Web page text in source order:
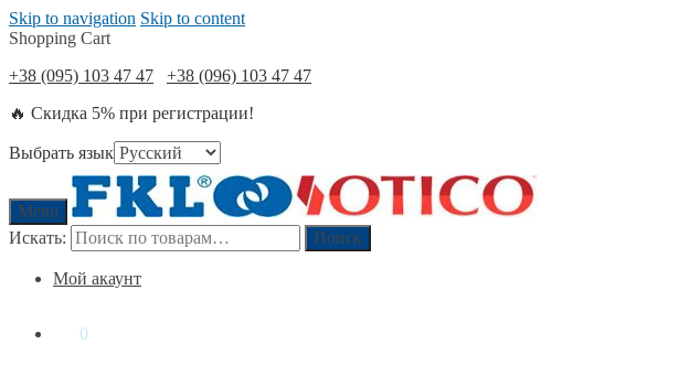
Skip to navigation Skip to content
Shopping Cart
+38 (095) 103 47 47
+38 (096) 103 47 47
🔥 Скидка 5% при регистрации!
Выбрать язык
Menu
Искать:
Поиск
Мой акаунт
0